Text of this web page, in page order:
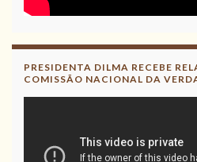
PRESIDENTA DILMA RECEBE
COMISSÃO NACIONAL DA